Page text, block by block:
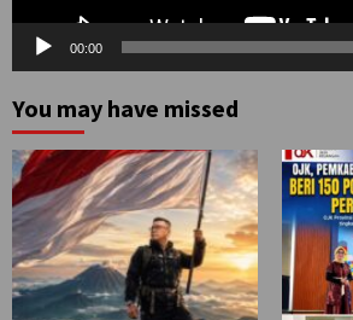
00:00
You may have missed